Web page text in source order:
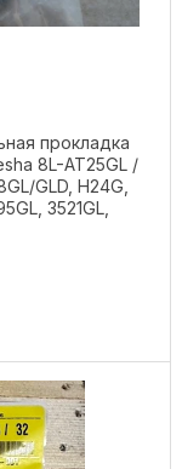
прокладка
8L-AT25GL /
GLD, H24G,
3521GL,